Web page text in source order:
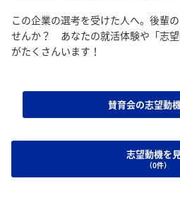
この企業の選考を受けた人へ。後輩
せんか？ あなたの就活体験や「志
がたくさんいます！
賛育会の志望動
志望動機を
（0件）